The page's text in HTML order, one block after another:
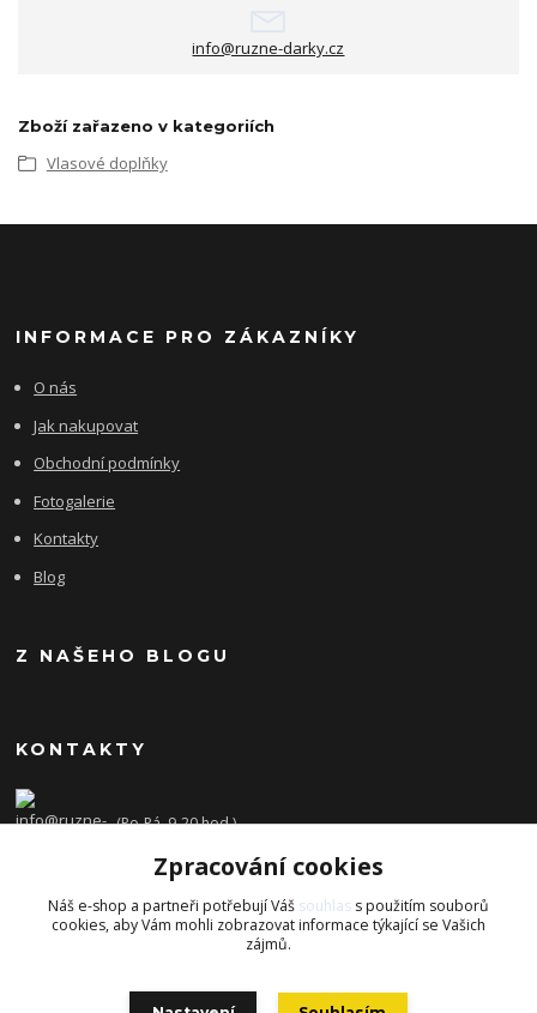
info@ruzne-darky.cz
Zboží zařazeno v kategoriích
Vlasové doplňky
INFORMACE PRO ZÁKAZNÍKY
O nás
Jak nakupovat
Obchodní podmínky
Fotogalerie
Kontakty
Blog
Z NAŠEHO BLOGU
KONTAKTY
(Po-Pá, 9-20 hod.)
info@ruzne-darky.cz
Zpracování cookies
Náš e-shop a partneři potřebují Váš souhlas s použitím souborů
cookies, aby Vám mohli zobrazovat informace týkající se Vašich
zájmů.